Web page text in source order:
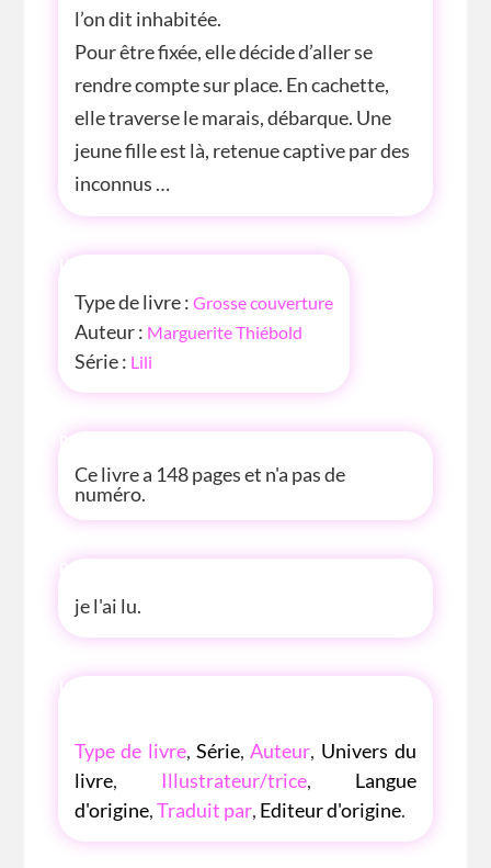
l’on dit inhabitée.
Pour être fixée, elle décide d’aller se
rendre compte sur place. En cachette,
elle traverse le marais, débarque. Une
jeune fille est là, retenue captive par des
inconnus …
INFOS
Type de livre : Grosse couverture
Auteur : Marguerite Thiébold
Série : Lili
P'TITE INFOS
Ce livre a 148 pages et n'a pas de
numéro.
P'TITE ANECDOTE
je l'ai lu.
LES P'TITES LISTES DES BIBLIOTHÈQUE
Type de livre, Série, Auteur, Univers du
livre, Illustrateur/trice, Langue
d'origine,Traduit par, Editeur d'origine.